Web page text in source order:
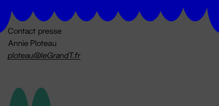
Contact presse
Annie Ploteau
ploteau@leGrandT.fr